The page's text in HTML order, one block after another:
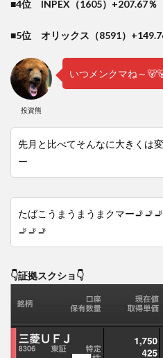
■4位 INPEX（1605）+207.67％
■5位 オリックス（8591）
投資熊
いつメンクマね～
先月と比べてそんなに大きくは
ー
たばこうまうまうまクマー
🚬🚬🚬
👇証拠スクショ👇